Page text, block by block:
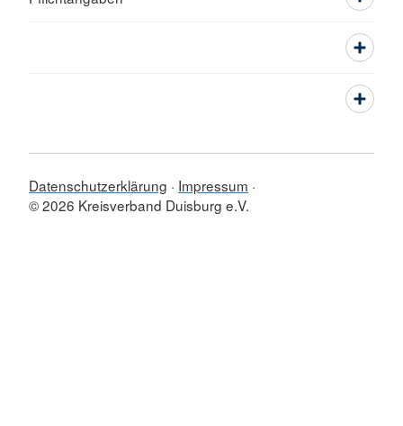
Datenschutzerklärung
Impressum
© 2026 Kreisverband Duisburg e.V.